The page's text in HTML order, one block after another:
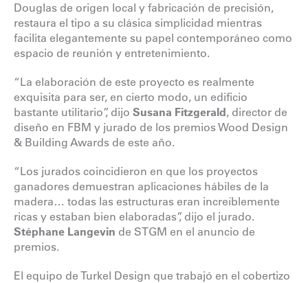
Douglas de origen local y fabricación de precisión,
restaura el tipo a su clásica simplicidad mientras
facilita elegantemente su papel contemporáneo como
espacio de reunión y entretenimiento.
“La elaboración de este proyecto es realmente
exquisita para ser, en cierto modo, un edificio
bastante utilitario”, dijo Susana Fitzgerald, director de
diseño en FBM y jurado de los premios Wood Design
& Building Awards de este año.
“Los jurados coincidieron en que los proyectos
ganadores demuestran aplicaciones hábiles de la
madera… todas las estructuras eran increíblemente
ricas y estaban bien elaboradas”, dijo el jurado.
Stéphane Langevin de STGM en el anuncio de
premios.
El equipo de Turkel Design que trabajó en el cobertizo